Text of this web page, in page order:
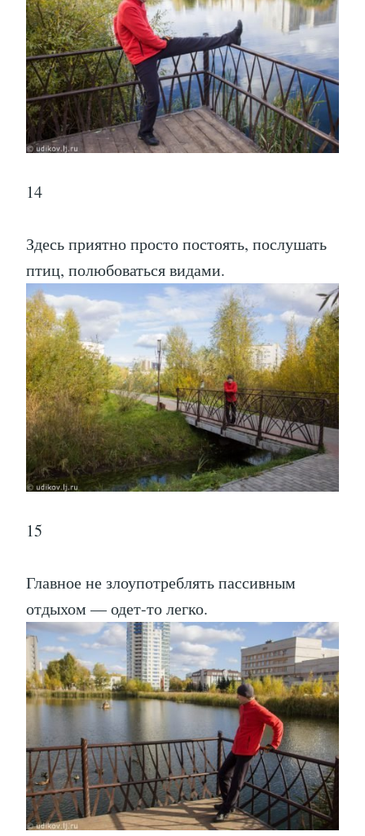
14
Здесь приятно просто постоять, послушать
птиц, полюбоваться видами.
15
Главное не злоупотреблять пассивным
отдыхом — одет-то легко.